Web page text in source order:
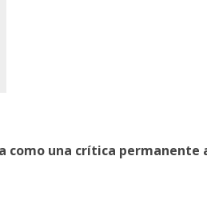
una crítica